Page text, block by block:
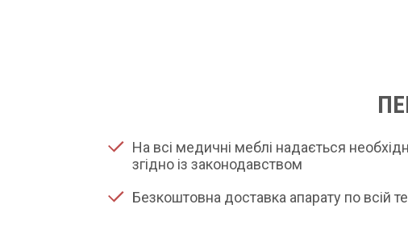
На всі медичні меблі надається
згідно із законодавством
Безкоштовна доставка апарату по всій